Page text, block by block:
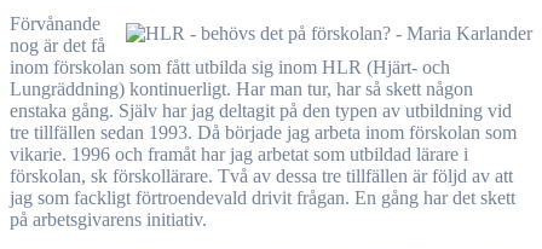
Förvånande
nog är det få
inom förskolan som fått utbilda sig inom HLR (Hjärt- och
Lungräddning) kontinuerligt. Har man tur, har så skett någon
enstaka gång. Själv har jag deltagit på den typen av utbildning vid
tre tillfällen sedan 1993. Då började jag arbeta inom förskolan som
vikarie. 1996 och framåt har jag arbetat som utbildad lärare i
förskolan, sk förskollärare. Två av dessa tre tillfällen är följd av att
jag som fackligt förtroendevald drivit frågan. En gång har det skett
på arbetsgivarens initiativ.